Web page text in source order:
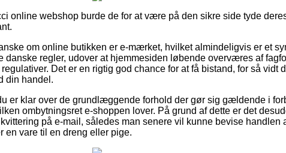
online webshop burde de for at være på den sikre side tyde
om online butikken er e-mærket, hvilket almindeligvis er et
regler, udover at hjemmesiden løbende overværes af
Det er en rigtig god chance for at få bistand, for så vidt
din handel.
er klar over de grundlæggende forhold der gør sig gældende i
ombytningsret e-shoppen lover. På grund af dette er det
på e-mail, således man senere vil kunne bevise handlen
en vare til en dreng eller pige.